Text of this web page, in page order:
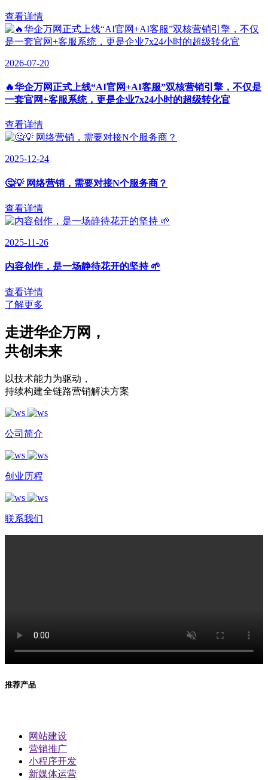
查看详情
2026-07-20
🔥华企万网正式上线“AI官网+AI客服”双核营销引擎，不仅是
一套官网+客服系统，更是企业7x24小时的超级转化官
查看详情
2025-12-24
🤔💡 网络营销，需要对接N个服务商？
查看详情
2025-11-26
内容创作，是一场静待花开的坚持 🌱
查看详情
了解更多
走进华企万网 ，
共创未来
以技术能力为驱动 ，
持续构建全链路营销解决方案
公司简介
创业历程
联系我们
推荐产品
网站建设
营销推广
小程序开发
新媒体运营